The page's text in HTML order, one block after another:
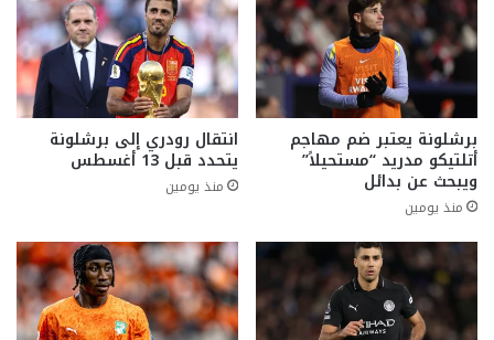
برشلونة يعتبر ضم مهاجم
أتلتيكو مدريد “مستحيلاً”
ويبحث عن بدائل
منذ يومين
انتقال رودري إلى برشلونة
يتحدد قبل 13 أغسطس
منذ يومين